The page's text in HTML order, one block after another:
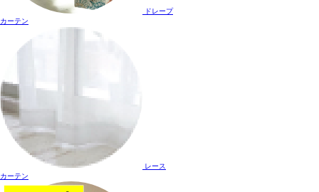
ドレープ
カーテン
レース
カーテン